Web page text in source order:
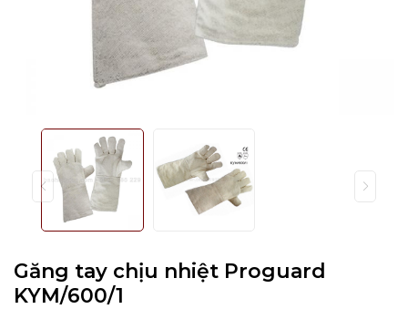
Găng tay chịu nhiệt Proguard
KYM/600/1